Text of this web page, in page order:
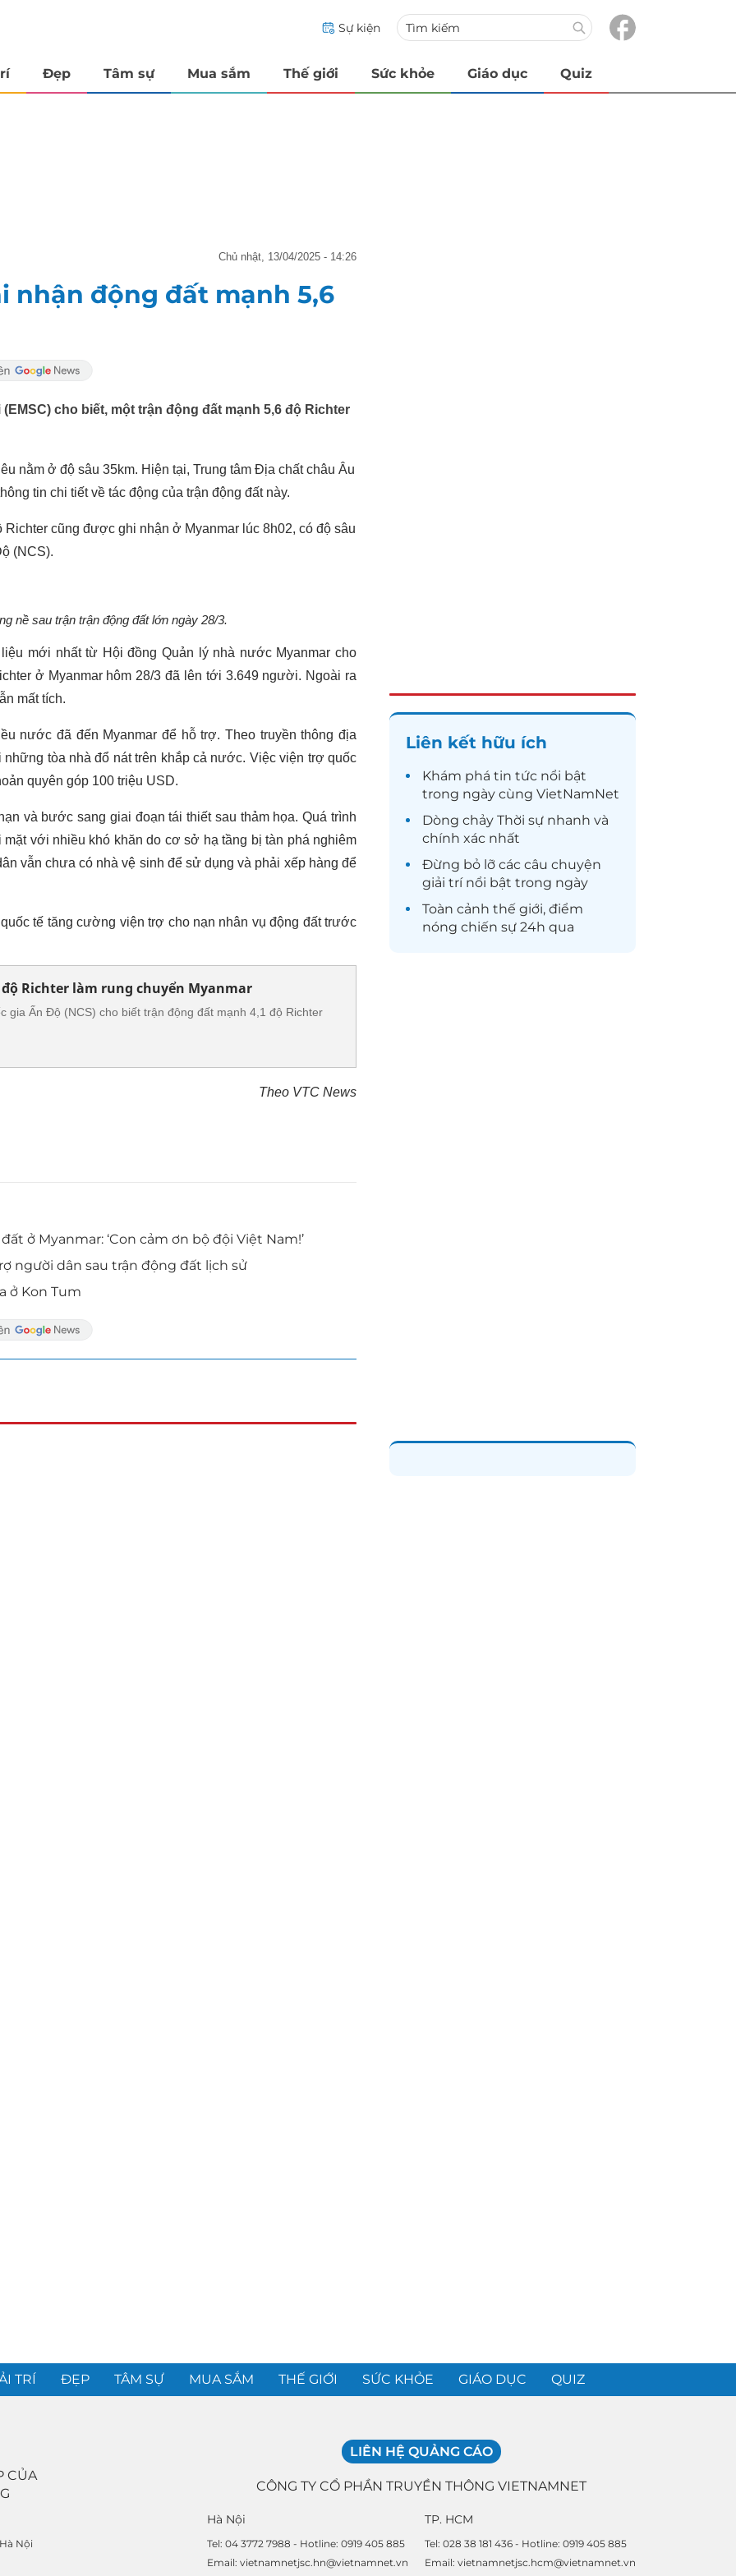
Sự kiện
Đẹp Tâm sự Mua sắm Thế giới Sức khỏe Giáo dục Quiz
chủ nhật, 13/04/2025 - 14:26
nhận động đất mạnh 5,6
cho biết, một trận động đất mạnh 5,6 độ Richter
nằm ở độ sâu 35km. Hiện tại, Trung tâm Địa chất châu Âu
tin chi tiết về tác động của trận động đất này.
cũng được ghi nhận ở Myanmar lúc 8h02, có độ sâu
(NCS).
nề sau trận trận động đất lớn ngày 28/3.
mới nhất từ Hội đồng Quản lý nhà nước Myanmar cho
ở Myanmar hôm 28/3 đã lên tới 3.649 người. Ngoài ra
mất tích.
nước đã đến Myanmar để hỗ trợ. Theo truyền thông địa
tòa nhà đổ nát trên khắp cả nước. Việc viện trợ quốc
quyên góp 100 triệu USD.
và bước sang giai đoạn tái thiết sau thảm họa. Quá trình
với nhiều khó khăn do cơ sở hạ tầng bị tàn phá nghiêm
vẫn chưa có nhà vệ sinh để sử dụng và phải xếp hàng để
tế tăng cường viện trợ cho nạn nhân vụ động đất trước
Richter làm rung chuyển Myanmar
gia Ấn Độ (NCS) cho biết trận động đất mạnh 4,1 độ Richter
Theo VTC News
ở Myanmar: ‘Con cảm ơn bộ đội Việt Nam!’
người dân sau trận động đất lịch sử
ở Kon Tum
Liên kết hữu ích
Khám phá tin tức nổi bật
trong ngày cùng VietNamNet
Dòng chảy Thời sự nhanh và
chính xác nhất
Đừng bỏ lỡ các câu chuyện
giải trínổi bật trong ngày
Toàn cảnh thế giới, điểm
nóng chiến sự 24h qua
TRÍ ĐẸP TÂM SỰ MUA SẮM THẾ GIỚI SỨC KHỎE GIÁO DỤC QUIZ
CỦA
Nội
LIÊN HỆ QUẢNG CÁO
CÔNG TY CỔ PHẦN TRUYỀN THÔNG VIETNAMNET
Hà Nội
Tel: 04 3772 7988 - Hotline: 0919 405 885
Email: vietnamnetjsc.hn@vietnamnet.vn
TP. HCM
Tel: 028 38 181 436 - Hotline: 0919 405 885
Email: vietnamnetjsc.hcm@vietnamnet.vn